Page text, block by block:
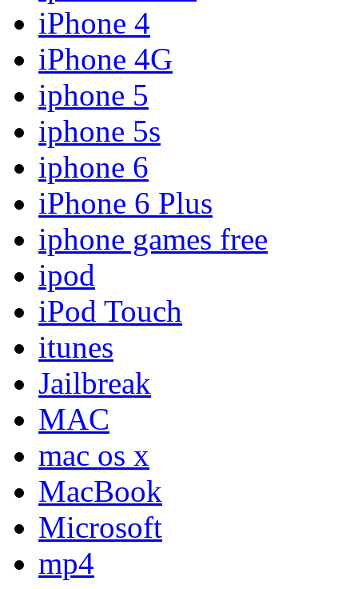
iPhone 4
iPhone 4G
iphone 5
iphone 5s
iphone 6
iPhone 6 Plus
iphone games free
ipod
iPod Touch
itunes
Jailbreak
MAC
mac os x
MacBook
Microsoft
mp4